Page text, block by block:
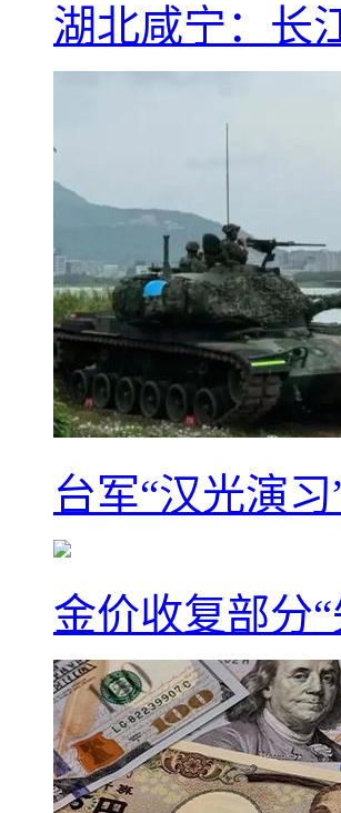
湖北咸宁：长
台军“汉光演
金价收复部分